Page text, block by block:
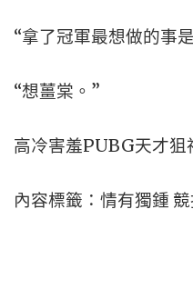
“拿了冠軍最想做的事
“想薑棠。”
高冷害羞PUBG天才狙
內容標籤：情有獨鍾